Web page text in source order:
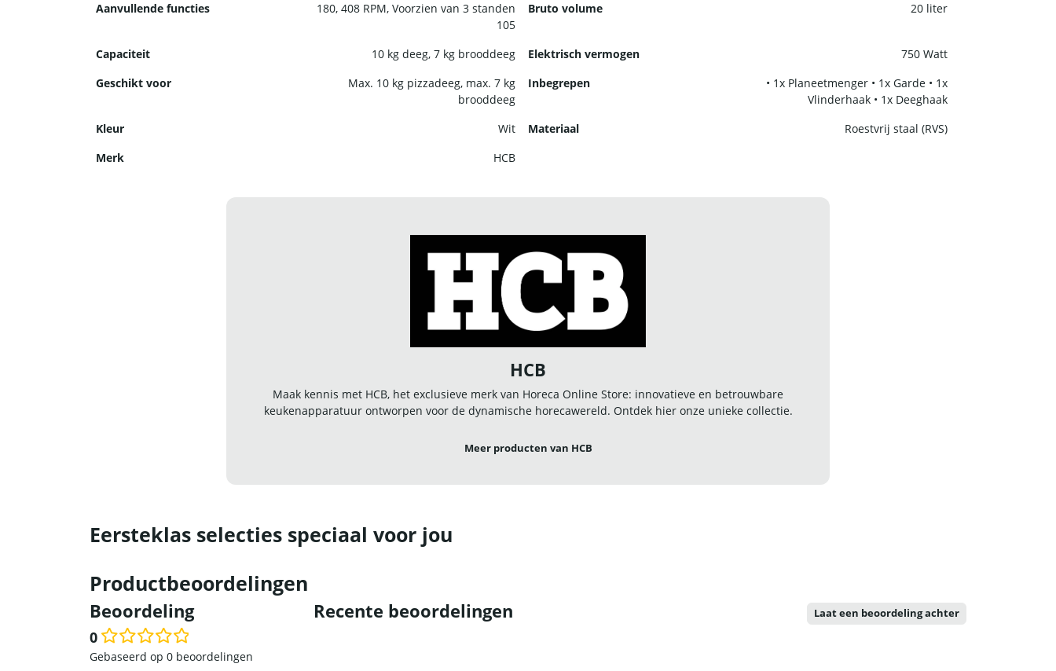
Aanvullende functies
180, 408 RPM, Voorzien van 3 standen
105
Bruto volume 20 liter
Capaciteit 10 kg deeg, 7 kg brooddeeg Elektrisch vermogen
750 Watt
Geschikt voor
Max. 10 kg pizzadeeg, max. 7 kg
brooddeeg
Inbegrepen
• 1x Planeetmenger • 1x Garde • 1x
Vlinderhaak • 1x Deeghaak
Kleur
Wit Materiaal
Roestvrij staal (RVS)
Merk
HCB
HCB
Maak kennis met HCB, het exclusieve merk van Horeca Online Store: innovatieve en betrouwbare
keukenapparatuur ontworpen voor de dynamische horecawereld. Ontdek hier onze unieke collectie.
Meer producten van HCB
Eersteklas selecties speciaal voor jou
Productbeoordelingen
Beoordeling
0
Waardering
Gebaseerd op 0 beoordelingen
Recente beoordelingen Laat een beoordeling achter